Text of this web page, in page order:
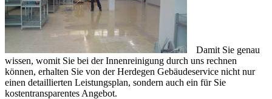
Damit Sie genau
wissen, womit Sie bei der Innenreinigung durch uns rechnen
können, erhalten Sie von der Herdegen Gebäudeservice nicht nur
einen detaillierten Leistungsplan, sondern auch ein für Sie
kostentransparentes Angebot.